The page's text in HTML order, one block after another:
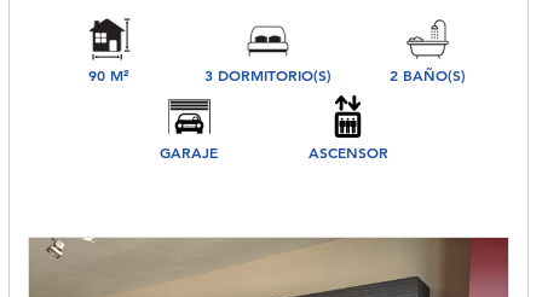
90 M² 3 DORMITORIO(S) 2 BAÑO(S)
GARAJE ASCENSOR